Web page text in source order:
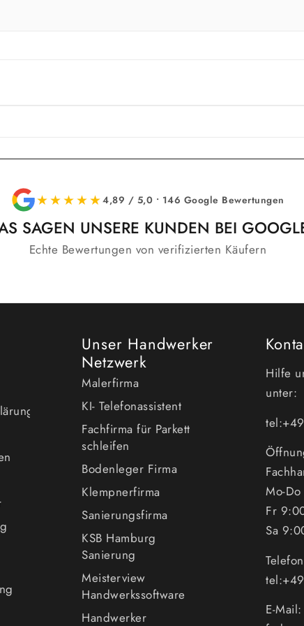
★★★★★4,89 / 5,0 • 146 Google Bewertungen
SAGEN UNSERE KUNDEN BEI
Echte Bewertungen von verifizierten Käufern
Unser Handwerker
Netzwerk
Malerfirma
KI- Telefonassistent
Fachfirma für Parkett
schleifen
Bodenleger Firma
Klempnerfirma
Sanierungsfirma
KSB Hamburg
Sanierung
Meisterview
Handwerkssoftware
Handwerker
Hilfe
unter:
Mo-
Fr
Sa
E-